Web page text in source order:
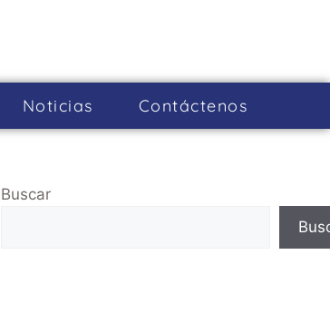
Noticias Cont­áctenos
Buscar